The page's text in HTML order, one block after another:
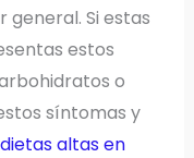
Si estas
estos
o
síntomas y
altas en